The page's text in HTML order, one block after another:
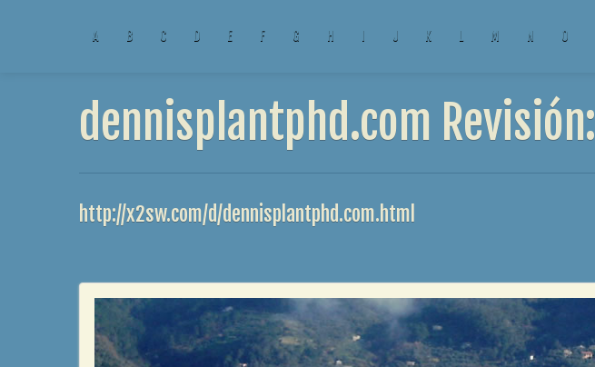
A B C D E F G H I J K L M N O
dennisplantphd.com Revisión:
http://x2sw.com/d/dennisplantphd.com.html